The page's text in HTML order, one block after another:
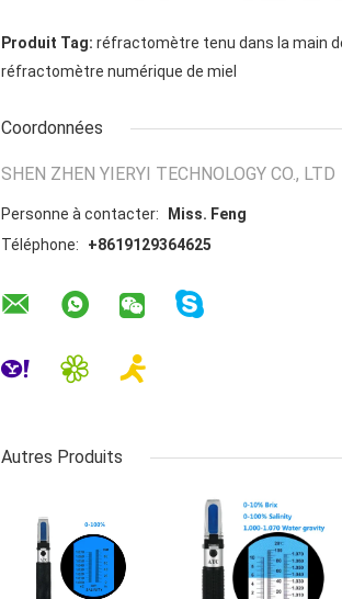
Produit Tag: réfractomètre tenu dans la main
réfractomètre numérique de miel
Coordonnées
SHEN ZHEN YIERYI TECHNOLOGY CO., LTD
Personne à contacter:
Miss. Feng
Téléphone:
+8619129364625
Autres Produits